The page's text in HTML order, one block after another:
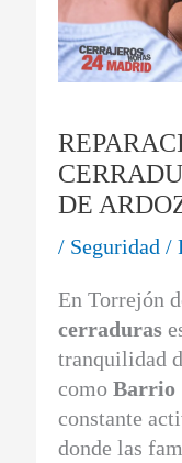
DE
/ Seguridad /
En Torrejón
cerraduras
tranquilidad
comoBarrio
constante
donde las